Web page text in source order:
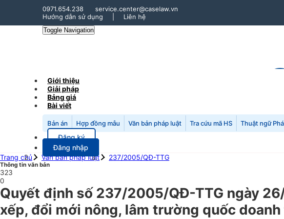
0971.654.238
service.center@caselaw.vn
Hướng dẫn sử dụng
Liên hệ
Toggle Navigation
Giới thiệu
Giải pháp
Bảng giá
Bài viết
Bản án Hợp đồng mẫu Văn bản pháp luật Tra cứu mã HS Thuật ngữ
Đăng ký
Đăng nhập
Trang chủ
Văn bản pháp luật 237/2005/QĐ-TTG
Thông tin văn bản
323
0
Quyết định số 237/2005/QĐ-TTG ngày
xếp, đổi mới nông, lâm trường quốc